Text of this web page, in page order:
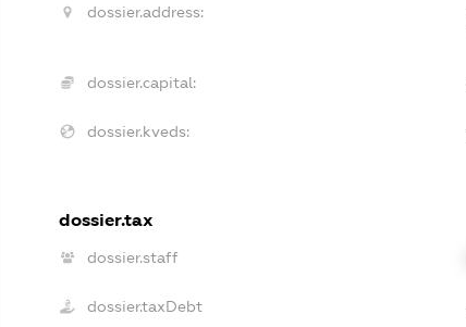
dossier.address:
dossier.capital:
dossier.kveds:
dossier.tax
dossier.staff
dossier.taxDebt